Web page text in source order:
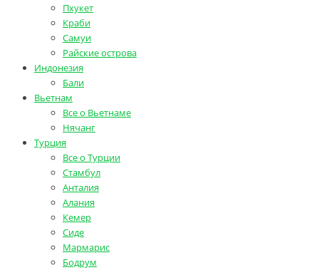
Пхукет
Краби
Самуи
Райские острова
Индонезия
Бали
Вьетнам
Все о Вьетнаме
Нячанг
Турция
Все о Турции
Стамбул
Анталия
Алания
Кемер
Сиде
Мармарис
Бодрум